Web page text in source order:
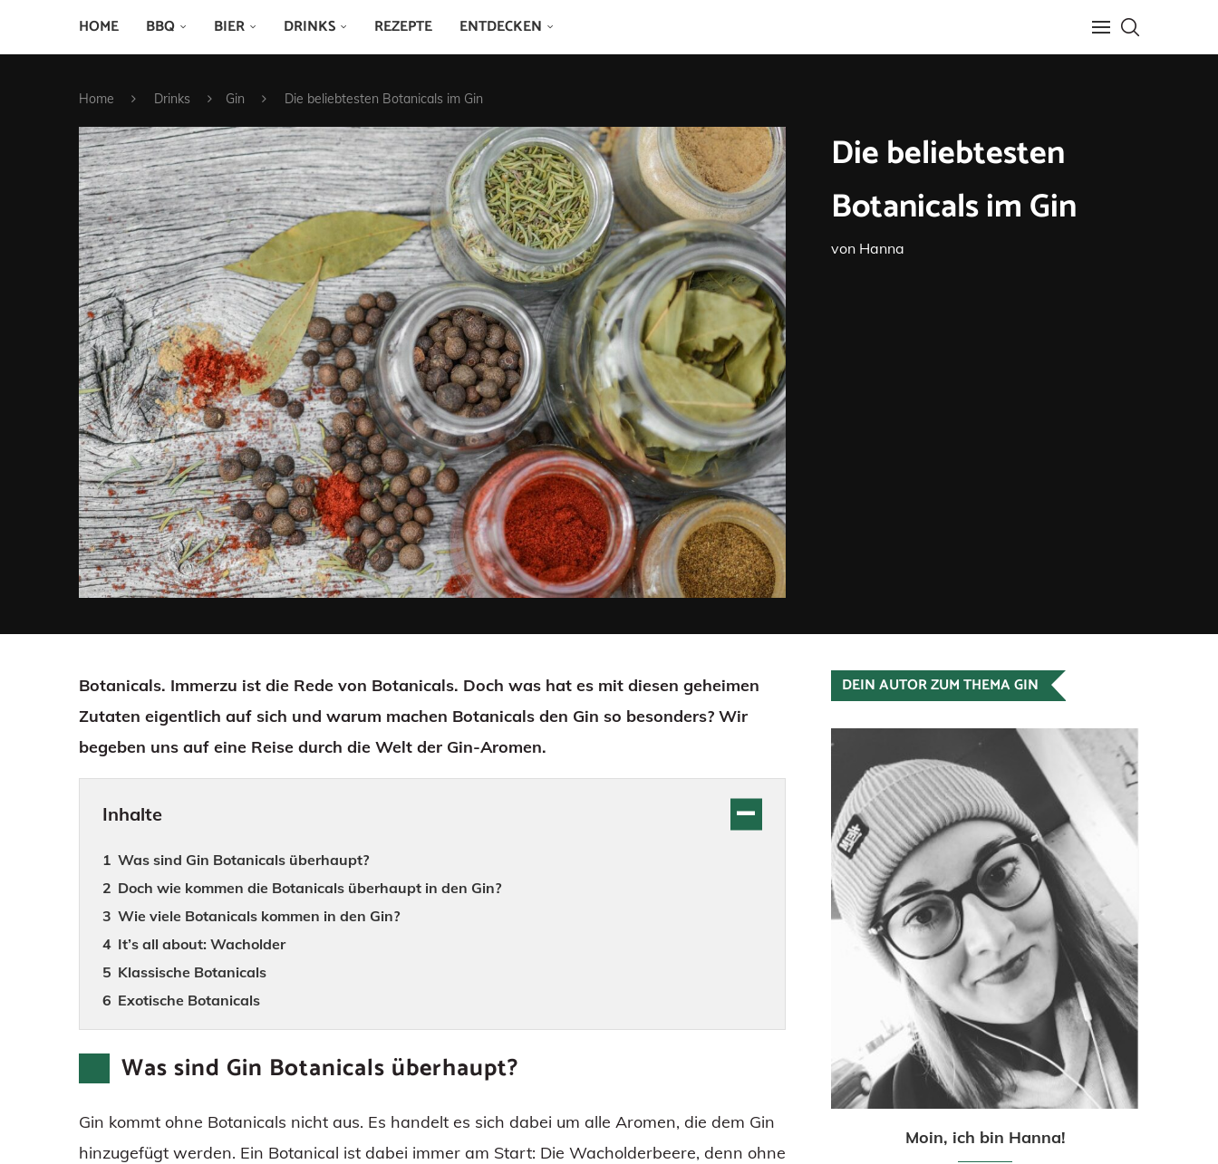
HOME BBQ BIER DRINKS REZEPTE ENTDECKEN
Home Drinks Gin Die beliebtesten Botanicals im Gin
Die beliebtesten
Botanicals im Gin
von Hanna
Botanicals. Immerzu ist die Rede von Botanicals. Doch was hat es mit diesen geheimen
Zutaten eigentlich auf sich und warum machen Botanicals den Gin so besonders? Wir
begeben uns auf eine Reise durch die Welt der Gin-Aromen.
Inhalte
Was sind Gin Botanicals überhaupt?
Doch wie kommen die Botanicals überhaupt in den Gin?
Wie viele Botanicals kommen in den Gin?
It’s all about: Wacholder
Klassische Botanicals
Exotische Botanicals
Was sind Gin Botanicals überhaupt?
Gin kommt ohne Botanicals nicht aus. Es handelt es sich dabei um alle Aromen, die dem Gin
hinzugefügt werden. Ein Botanical ist dabei immer am Start: Die Wacholderbeere, denn ohne
DEIN AUTOR ZUM THEMA GIN
Moin, ich bin Hanna!